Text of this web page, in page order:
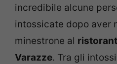
incredibile alcune
intossicate dopo aver
minestrone al
Varazze. Tra gli